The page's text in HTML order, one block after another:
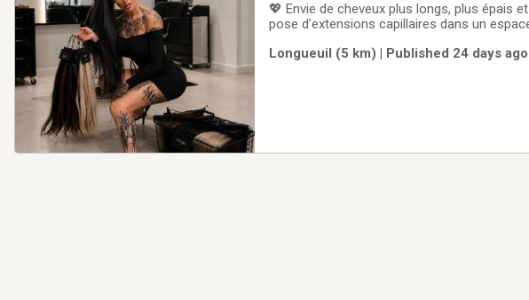
💖 Envie de cheveux plus longs, plus épais
pose d’extensions capillaires dans un
textures disponibles
Longueuil (5 km) | Published 24 days ago